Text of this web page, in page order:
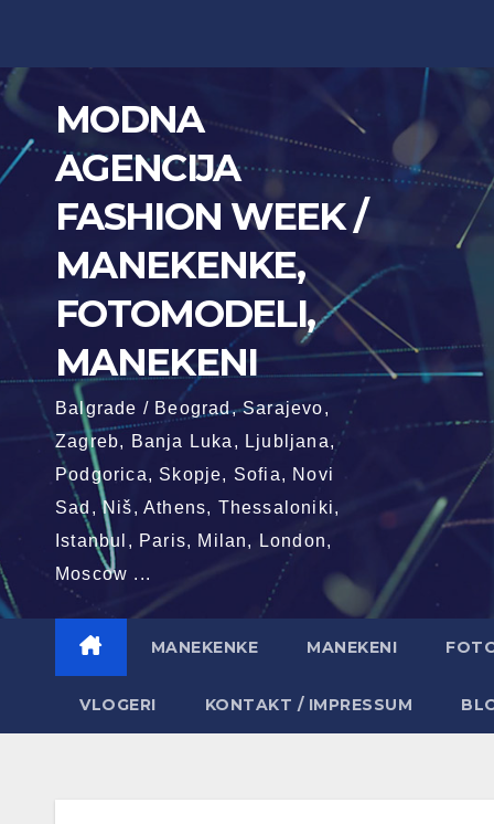
content
MODNA
AGENCIJA
FASHION WEEK /
MANEKENKE,
FOTOMODELI,
MANEKENI
Balgrade / Beograd, Sarajevo,
Zagreb, Banja Luka, Ljubljana,
Podgorica, Skopje, Sofia, Novi
Sad, Niš, Athens, Thessaloniki,
Istanbul, Paris, Milan, London,
Moscow ...
MANEKENKE MANEKENI
VLOGERI KONTAKT / IMPRESSUM